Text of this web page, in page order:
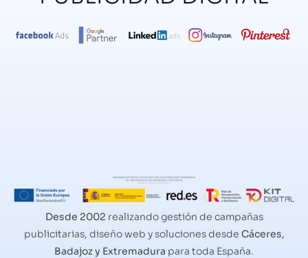
Desde 2002 realizando gestión de campañas
publicitarias, diseño web y soluciones desde Cáceres,
Badajoz y Extremadura para toda España.